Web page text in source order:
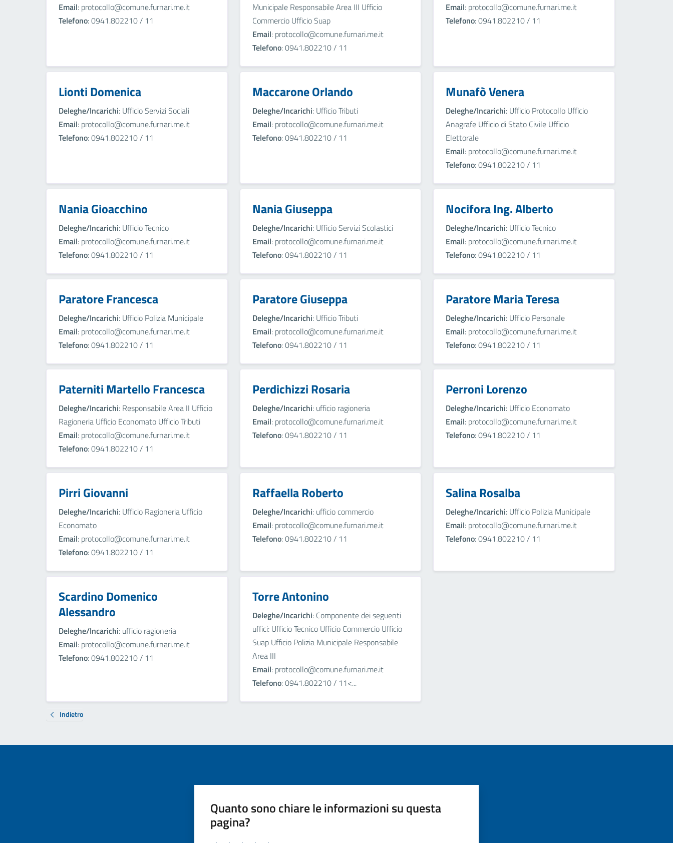
Email: protocollo@comune.furnari.me.it
Telefono: 0941.802210 / 11
Municipale Responsabile Area III Ufficio
Commercio Ufficio Suap
Email: protocollo@comune.furnari.me.it
Telefono: 0941.802210 / 11
Email: protocollo@comune.furnari.me.it
Telefono: 0941.802210 / 11
Lionti Domenica
Deleghe/Incarichi: Ufficio Servizi Sociali
Email: protocollo@comune.furnari.me.it
Telefono: 0941.802210 / 11
Maccarone Orlando
Deleghe/Incarichi: Ufficio Tributi
Email: protocollo@comune.furnari.me.it
Telefono: 0941.802210 / 11
Munafò Venera
Deleghe/Incarichi: Ufficio Protocollo Ufficio
Anagrafe Ufficio di Stato Civile Ufficio
Elettorale
Email: protocollo@comune.furnari.me.it
Telefono: 0941.802210 / 11
Nania Gioacchino
Deleghe/Incarichi: Ufficio Tecnico
Email: protocollo@comune.furnari.me.it
Telefono: 0941.802210 / 11
Nania Giuseppa
Deleghe/Incarichi: Ufficio Servizi Scolastici
Email: protocollo@comune.furnari.me.it
Telefono: 0941.802210 / 11
Nocifora Ing. Alberto
Deleghe/Incarichi: Ufficio Tecnico
Email: protocollo@comune.furnari.me.it
Telefono: 0941.802210 / 11
Paratore Francesca
Deleghe/Incarichi: Ufficio Polizia Municipale
Email: protocollo@comune.furnari.me.it
Telefono: 0941.802210 / 11
Paratore Giuseppa
Deleghe/Incarichi: Ufficio Tributi
Email: protocollo@comune.furnari.me.it
Telefono: 0941.802210 / 11
Paratore Maria Teresa
Deleghe/Incarichi: Ufficio Personale
Email: protocollo@comune.furnari.me.it
Telefono: 0941.802210 / 11
Paterniti Martello Francesca
Deleghe/Incarichi: Responsabile Area II Ufficio
Ragioneria Ufficio Economato Ufficio Tributi
Email: protocollo@comune.furnari.me.it
Telefono: 0941.802210 / 11
Perdichizzi Rosaria
Deleghe/Incarichi: ufficio ragioneria
Email: protocollo@comune.furnari.me.it
Telefono: 0941.802210 / 11
Perroni Lorenzo
Deleghe/Incarichi: Ufficio Economato
Email: protocollo@comune.furnari.me.it
Telefono: 0941.802210 / 11
Pirri Giovanni
Deleghe/Incarichi: Ufficio Ragioneria Ufficio
Economato
Email: protocollo@comune.furnari.me.it
Telefono: 0941.802210 / 11
Raffaella Roberto
Deleghe/Incarichi: ufficio commercio
Email: protocollo@comune.furnari.me.it
Telefono: 0941.802210 / 11
Salina Rosalba
Deleghe/Incarichi: Ufficio Polizia Municipale
Email: protocollo@comune.furnari.me.it
Telefono: 0941.802210 / 11
Scardino Domenico
Alessandro
Deleghe/Incarichi: ufficio ragioneria
Email: protocollo@comune.furnari.me.it
Telefono: 0941.802210 / 11
Torre Antonino
Deleghe/Incarichi: Componente dei seguenti
uffici: Ufficio Tecnico Ufficio Commercio Ufficio
Suap Ufficio Polizia Municipale Responsabile
Area III
Email: protocollo@comune.furnari.me.it
Telefono: 0941.802210 / 11<...
Indietro
Quanto sono chiare le informazioni su questa
pagina?